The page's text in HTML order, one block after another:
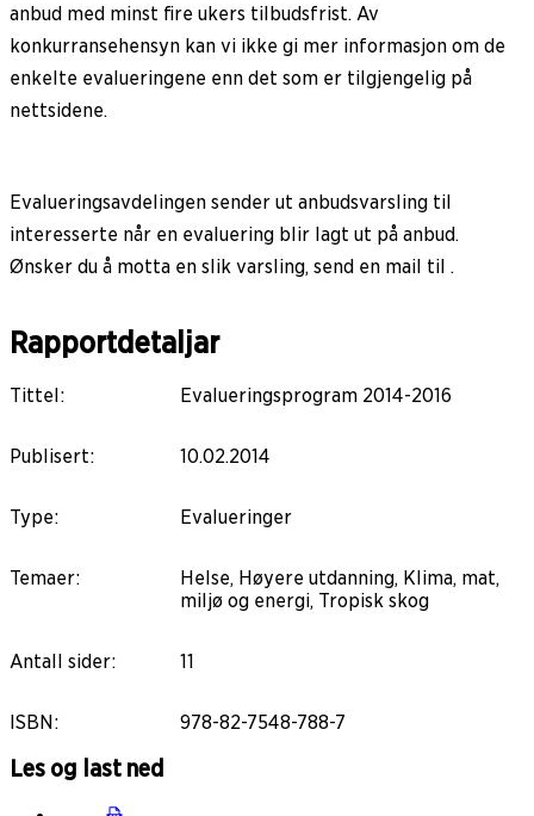
anbud med minst fire ukers tilbudsfrist. Av
konkurransehensyn kan vi ikke gi mer informasjon om de
enkelte evalueringene enn det som er tilgjengelig på
nettsidene.
Evalueringsavdelingen sender ut anbudsvarsling til
interesserte når en evaluering blir lagt ut på anbud.
Ønsker du å motta en slik varsling, send en mail til .
Rapportdetaljar
Tittel: Evalueringsprogram 2014-2016
Publisert: 10.02.2014
Type: Evalueringer
Temaer:
Helse, Høyere utdanning, Klima, mat,
miljø og energi, Tropisk skog
Antall sider: 11
ISBN: 978-82-7548-788-7
Les og last ned